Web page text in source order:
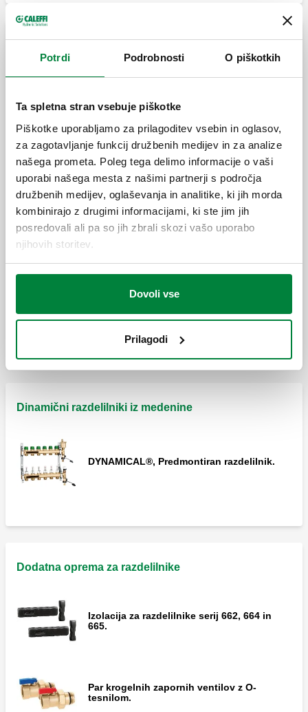
Potrdi Podrobnosti O piškotkih
Ta spletna stran vsebuje piškotke
Piškotke uporabljamo za prilagoditev vsebin in oglasov,
za zagotavljanje funkcij družbenih medijev in za analize
našega prometa. Poleg tega delimo informacije o vaši
uporabi našega mesta z našimi partnerji s področja
družbenih medijev, oglaševanja in analitike, ki jih morda
kombinirajo z drugimi informacijami, ki ste jim jih
posredovali ali pa so jih zbrali skozi vašo uporabo
njihovih storitev.
Dovoli vse
Prilagodi
Zaključni sklop.
priključki 1"
Predmontiran razdelilnik.
razdelilnike serij 662 in 664.
Zaključni sklop.
Razširi
Dinamični razdelilniki iz medenine
DYNAMICAL®, Predmontiran razdelilnik.
Dodatna oprema za razdelilnike
Izolacija za razdelilnike serij 662, 664 in
665.
Par krogelnih zapornih ventilov z O-
tesnilom.